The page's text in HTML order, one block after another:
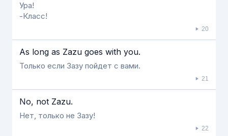
Ура!
-Класс!
20
As long as Zazu goes with you.
Только если Зазу пойдет с вами.
21
No, not Zazu.
Нет, только не Зазу!
22